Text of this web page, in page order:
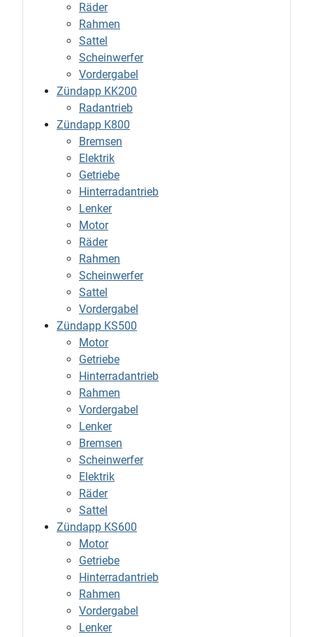
Räder
Rahmen
Sattel
Scheinwerfer
Vordergabel
Zündapp KK200
Radantrieb
Zündapp K800
Bremsen
Elektrik
Getriebe
Hinterradantrieb
Lenker
Motor
Räder
Rahmen
Scheinwerfer
Sattel
Vordergabel
Zündapp KS500
Motor
Getriebe
Hinterradantrieb
Rahmen
Vordergabel
Lenker
Bremsen
Scheinwerfer
Elektrik
Räder
Sattel
Zündapp KS600
Motor
Getriebe
Hinterradantrieb
Rahmen
Vordergabel
Lenker